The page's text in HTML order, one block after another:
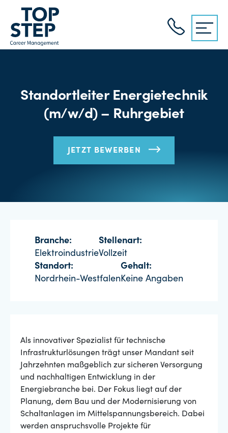
Standortleiter Energietechnik
(m/w/d) – Ruhrgebiet
JETZT BEWERBEN
Branche:
Elektroindustrie
Stellenart:
Vollzeit
Standort:
Nordrhein-Westfalen
Gehalt:
Keine Angaben
Als innovativer Spezialist für technische
Infrastrukturlösungen trägt unser Mandant seit
Jahrzehnten maßgeblich zur sicheren Versorgung
und nachhaltigen Entwicklung in der
Energiebranche bei. Der Fokus liegt auf der
Planung, dem Bau und der Modernisierung von
Schaltanlagen im Mittelspannungsbereich. Dabei
werden anspruchsvolle Projekte für